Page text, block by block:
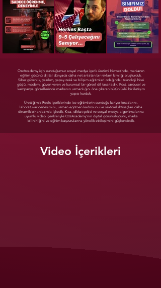
OzzAcademy için sunduğumuz sosyal medya içerik üretimi hizmetinde, markanın
eğitim gücünü dijital dünyada daha net anlatan bir reklam kimliği oluşturduk.
Siber güvenlik, yazılım, yapay zekâ ve bilişim eğitimleri odağında; teknoloji hissi
güçlü, modern, güven veren ve kurumsal bir görsel dil tasarladık. Post, carousel ve
kampanya görsellerinde markanın uzmanlığını öne çıkaran bütünlüklü bir iletişim
yapısı kurduk.
Ürettiğimiz Reels içeriklerinde ise eğitimlerin sunduğu kariyer fırsatlarını,
laboratuvar deneyimini, uzman eğitmen kadrosunu ve sektörel ihtiyaçları daha
dinamik bir anlatımla işledik. Kısa, dikkat çekici ve sosyal medya algoritmalarına
uyumlu video içerikleriyle OzzAcademy’nin dijital görünürlüğünü, marka
bilinirliğini ve eğitim başvurularına yönelik etkileşimini güçlendirdik.
Video İçerikleri